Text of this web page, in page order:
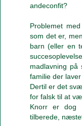
andeconfit?
Problemet
som det er,
barn (eller en
madlavning
familie der
Dertil er det
for falsk til at
Knorr er dog
tilberede,